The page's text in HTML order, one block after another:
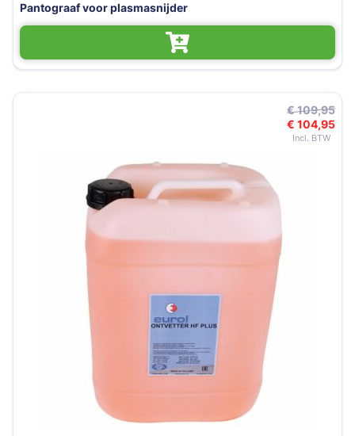
Pantograaf voor plasmasnijder
€ 109,95
€ 104,95